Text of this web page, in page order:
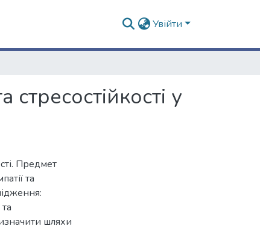
Увійти
стресостійкості у
Предмет
та
шляхи